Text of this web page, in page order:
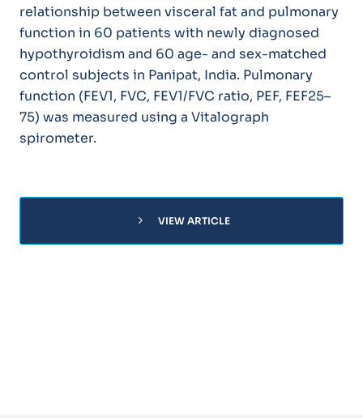
relationship between visceral fat and pulmonary
function in 60 patients with newly diagnosed
hypothyroidism and 60 age- and sex-matched
control subjects in Panipat, India. Pulmonary
function (FEV1, FVC, FEV1/FVC ratio, PEF, FEF25–
75) was measured using a Vitalograph
spirometer.
chevron_right VIEW ARTICLE